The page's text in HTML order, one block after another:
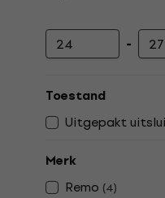
-
Toestand
Uitgepakt
Merk
Remo (4)